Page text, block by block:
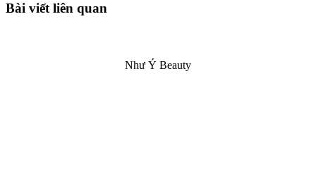
Bài viết liên quan
Như Ý Beauty